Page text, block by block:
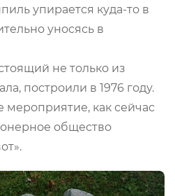
упирается куда-то в
уносясь в
не только из
построили в 1976 году.
мероприятие, как сейчас
общество